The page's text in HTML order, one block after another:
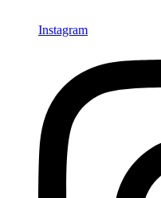
Instagram